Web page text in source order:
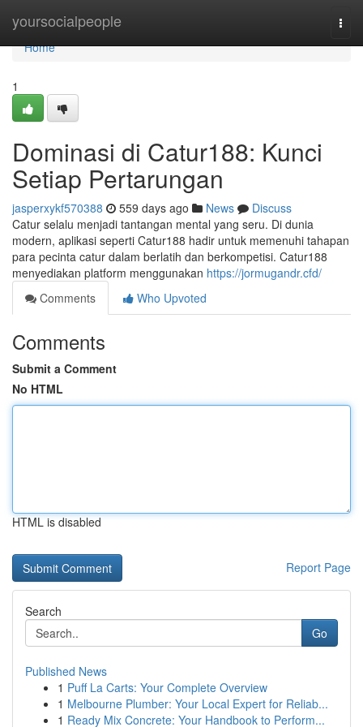
yoursocialpeople
Home
Home
1
Dominasi di Catur188: Kunci
Setiap Pertarungan
jasperxykf570388 559 days ago News
Discuss
Catur selalu menjadi tantangan mental yang seru. Di dunia
modern, aplikasi seperti Catur188 hadir untuk memenuhi tahapan
para pecinta catur dalam berlatih dan berkompetisi. Catur188
menyediakan platform menggunakan https://jormugandr.cfd/
Comments
Who Upvoted
Comments
Submit a Comment
No HTML
HTML is disabled
Report Page
Search
Go
Published News
1 Puff La Carts: Your Complete Overview
1 Melbourne Plumber: Your Local Expert for Reliab...
1 Ready Mix Concrete: Your Handbook to Perform...